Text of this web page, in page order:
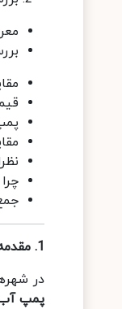
1.
در
پمپ